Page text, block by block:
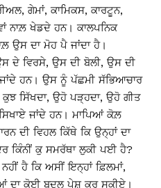
ਗੇਮਾਂ, ਕਾਮਿਕਸ, ਕਾਰਟੂਨ,
ਨਾਲ਼ ਖੇਡਦੇ ਹਨ। ਕਾਲਪਨਿਕ
ਉਸ ਦਾ ਮੋਹ ਪੈ ਜਾਂਦਾ ਹੈ।
ਦੇ ਵਿਰਸੇ, ਉਸ ਦੀ ਬੋਲੀ, ਉਸ ਦੀ
ਹਨ। ਉਸ ਨੂੰ ਪੱਛਮੀ ਸੱਭਿਆਚਾਰ
ਸਿੱਖਦਾ, ਉਹੋ ਪੜ੍ਹਦਾ, ਉਹੋ ਗੀਤ
ਜਾਂਦੇ ਹਨ। ਮਾਪਿਆਂ ਕੋਲ਼
ਦੀ ਵਿਹਲ ਕਿੱਥੇ ਕਿ ਉਨ੍ਹਾਂ ਦਾ
ਕਿੰਨੀਂ ਕੁ ਸਮਰੱਥਾ ਲੁਕੀ ਪਈ ਹੈ?
ਹੈ ਕਿ ਅਸੀਂ ਇਨ੍ਹਾਂ ਫ਼ਿਲਮਾਂ,
ਦਾ ਕੋਈ ਬਦਲ ਪੇਸ਼ ਕਰ ਸਕੀਏ।